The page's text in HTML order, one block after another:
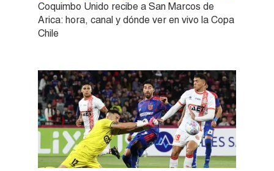
Coquimbo Unido recibe a San Marcos de
Arica: hora, canal y dónde ver en vivo la Copa
Chile